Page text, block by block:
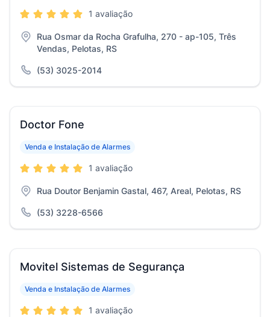
1 avaliação
Rua Osmar da Rocha Grafulha, 270 - ap-105, Três
Vendas, Pelotas, RS
(53) 3025-2014
Doctor Fone
Venda e Instalação de Alarmes
1 avaliação
Rua Doutor Benjamin Gastal, 467, Areal, Pelotas, RS
(53) 3228-6566
Movitel Sistemas de Segurança
Venda e Instalação de Alarmes
1 avaliação